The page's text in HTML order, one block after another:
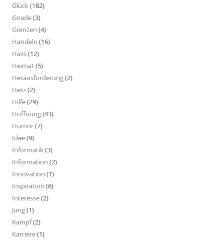
Glück(182)
Gnade(3)
Grenzen (4)
Handeln (16)
Hass(12)
Heimat(5)
Herausforderung(2)
Herz(2)
Hilfe(29)
Hoffnung(43)
Humor(7)
Idee(9)
Informatik(3)
Information (2)
Innovation (1)
Inspiration (6)
Interesse(2)
Jung(1)
Kampf(2)
Karriere(1)